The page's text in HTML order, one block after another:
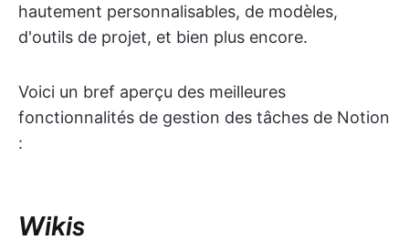
hautement personnalisables, de modèles,
d'outils de projet, et bien plus encore.
Voici un bref aperçu des meilleures
fonctionnalités de gestion des tâches de Notion
:
Wikis